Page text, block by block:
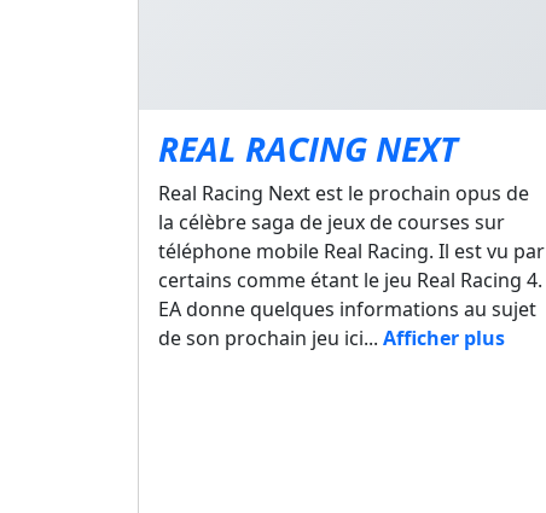
REAL RACING NEXT
Real Racing Next est le prochain opus de
la célèbre saga de jeux de courses sur
téléphone mobile Real Racing. Il est vu par
certains comme étant le jeu Real Racing 4.
EA donne quelques informations au sujet
de son prochain jeu ici... Afficher plus